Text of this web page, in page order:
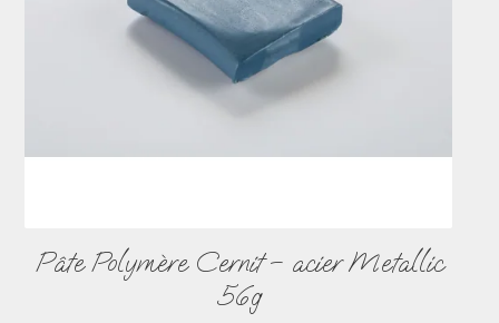
Pâte Polymère Cernit – acier Metallic
56g